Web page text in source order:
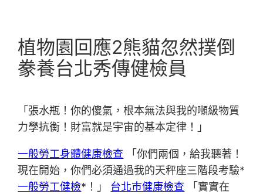
植物園回應2熊貓忽然撲倒
豢養台北秀傳健檢員
「張水瓶！你的傻氣，根本無法與我的噸級物質
力學抗衡！財富就是宇宙的基本定律！」
一般勞工身體健康檢查 「你們兩個，給我聽著！
現在開始，你們必須通過我的天秤座三階段考驗*
一般勞工健檢*！」 台北巿健康檢查 「實實在